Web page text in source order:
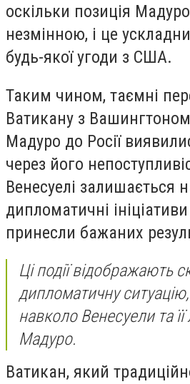
оскільки позиція
незмінною, і це
будь-якої угоди з США.
Таким чином, таємні
Ватикану з
Мадуро до Росії
через його
Венесуелі залишається
дипломатичні
принесли бажаних
Ці події відображають
дипломатичну
навколо Венесуели та
Мадуро.
Ватикан, який